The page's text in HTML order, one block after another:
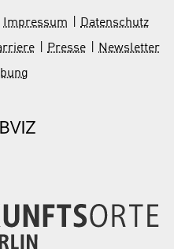
Impressum
Datenschutz
Presse
Newsletter